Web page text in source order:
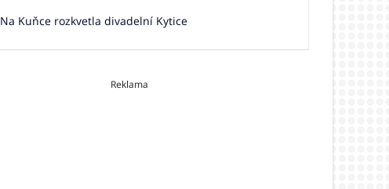
Na Kuňce rozkvetla divadelní Kytice
Reklama